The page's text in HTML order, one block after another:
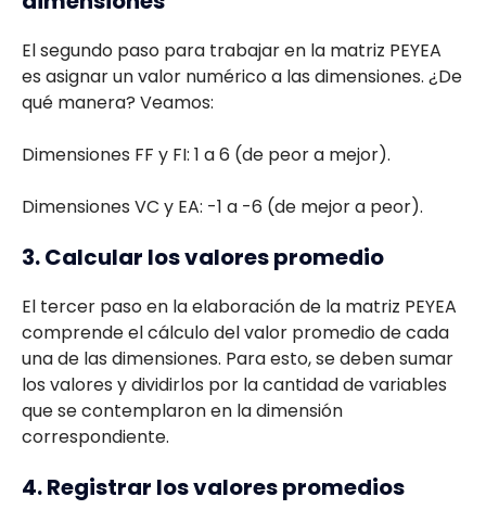
El segundo paso para trabajar en la matriz PEYEA
es asignar un valor numérico a las dimensiones. ¿De
qué manera? Veamos:
Dimensiones FF y FI: 1 a 6 (de peor a mejor).
Dimensiones VC y EA: -1 a -6 (de mejor a peor).
3. Calcular los valores promedio
El tercer paso en la elaboración de la matriz PEYEA
comprende el cálculo del valor promedio de cada
una de las dimensiones. Para esto, se deben sumar
los valores y dividirlos por la cantidad de variables
que se contemplaron en la dimensión
correspondiente.
4. Registrar los valores promedios